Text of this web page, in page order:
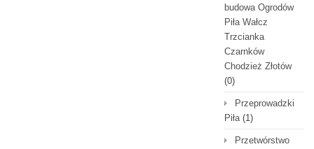
budowa Ogrodów
Piła Wałcz
Trzcianka
Czarnków
Chodzież Złotów
(0)
Przeprowadzki
Piła(1)
Przetwórstwo